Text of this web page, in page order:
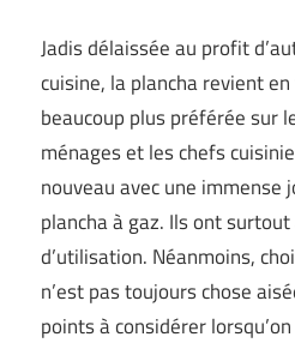
Jadis délaissée au profit
cuisine, la plancha revient
beaucoup plus préférée sur
ménages et les chefs
nouveau avec une immense
plancha à gaz. Ils ont
d’utilisation. Néanmoins,
n’est pas toujours chose
points à considérer